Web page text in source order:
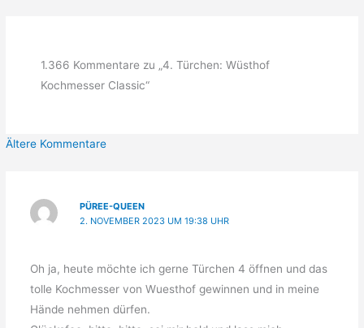
1.366 Kommentare zu „4. Türchen: Wüsthof
Kochmesser Classic“
Neuere
Ältere Kommentare
PÜREE-QUEEN
2. NOVEMBER 2023 UM 19:38 UHR
Oh ja, heute möchte ich gerne Türchen 4 öffnen und das
tolle Kochmesser von Wuesthof gewinnen und in meine
Hände nehmen dürfen.